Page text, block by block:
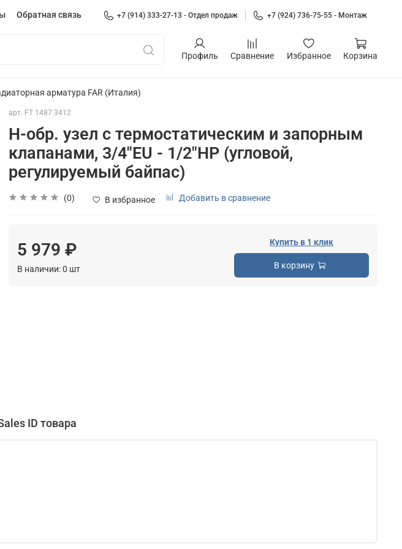
Обратная связь +7 (914) 333-27-13 - Отдел продаж +7 (924) 736-75-55 - Монтаж
Профиль Сравнение Избранное Корзина
арматура FAR (Италия)
арт. FT 1487 3412
Н-обр. узел с термостатическим и запорным
клапанами, 3/4"EU - 1/2"НР (угловой,
регулируемый байпас)
(0) В избранное Добавить в сравнение
5 979 ₽
В наличии:0 шт
Купить в 1 клик
В корзину
ID товара